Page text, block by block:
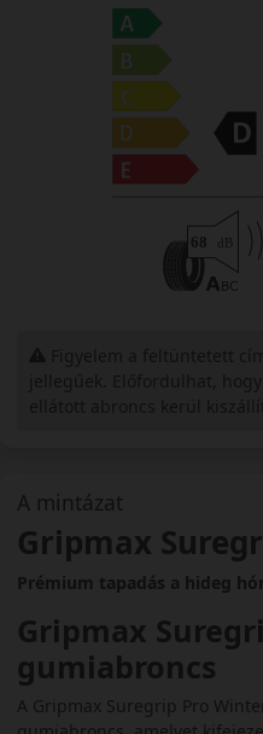
A mintázat
Gripmax
Prémium tapadás a hideg
Gripmax
gumiabroncs
A Gripmax Suregrip Pro